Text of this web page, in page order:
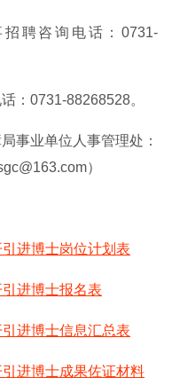
聘咨询电话：0731-
：0731-88268528。
事业单位人事管理处：
）
进博士岗位计划表
进博士报名表
进博士信息汇总表
进博士成果佐证材料